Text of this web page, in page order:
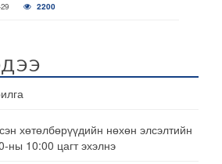
2200
хөтөлбөрүүдийн нөхөн элсэлтийн
ны 10:00 цагт эхэлнэ